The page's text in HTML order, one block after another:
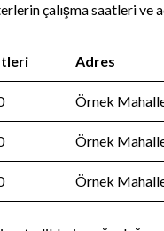
çalışma saatleri ve
Adres
Örnek
Örnek
Örnek